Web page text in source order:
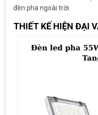
đèn pha ngoài trời.
THIẾT KẾ HIỆN ĐẠI